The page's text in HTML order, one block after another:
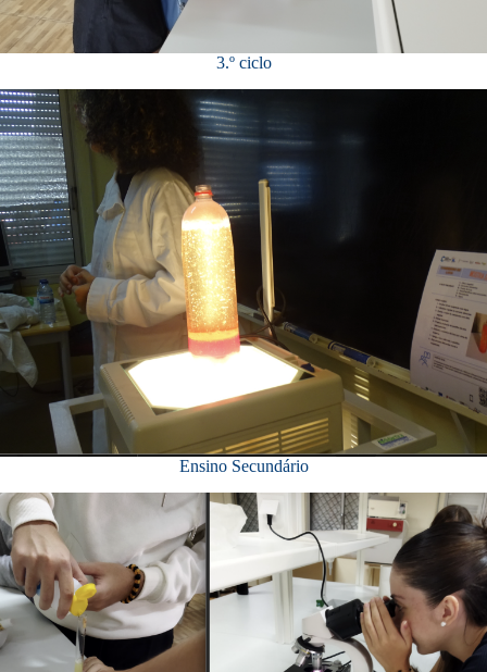
3.º ciclo
Ensino Secundário